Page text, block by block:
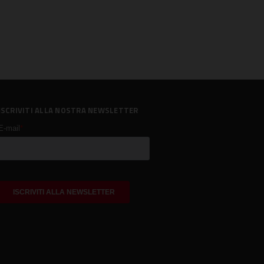
ALLA NOSTRA NEWSLETTER